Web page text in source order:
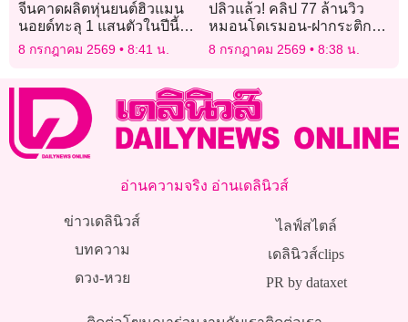
จีนคาดผลิตหุ่นยนต์ฮิวแมน
นอยด์ทะลุ 1 แสนตัวในปีนี้
รับอุตสาหกรรมเอไอบูม
8 กรกฎาคม 2569 8:41 น.
ปลิวแล้ว! คลิป 77 ล้านวิว
หมอนโดเรมอน-ฝากระติก
เขียว ทนายดังเตือนสติคน
แชร์เสี่ยงคุก
8 กรกฎาคม 2569 8:38 น.
อ่านความจริง อ่านเดลินิวส์
ข่าวเดลินิวส์
บทความ
ดวง-หวย
ไลฟ์สไตล์
เดลินิวส์clips
PR by dataxet